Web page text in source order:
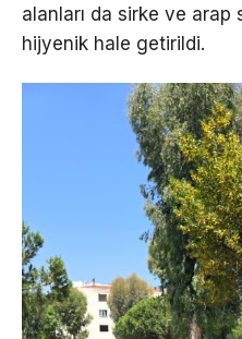
alanları da sirke ve
hijyenik hale getirildi.